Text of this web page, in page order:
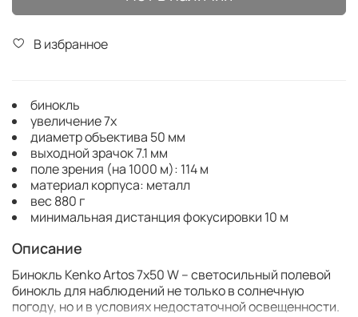
В избранное
бинокль
увеличение 7x
диаметр объектива 50 мм
выходной зрачок 7.1 мм
поле зрения (на 1000 м): 114 м
материал корпуса: металл
вес 880 г
минимальная дистанция фокусировки 10 м
Описание
Бинокль Kenko Artos 7x50 W – светосильный полевой
бинокль для наблюдений не только в солнечную
погоду, но и в условиях недостаточной освещенности.